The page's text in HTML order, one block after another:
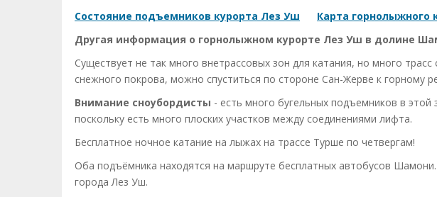
Состояние подъемников курорта Лез Уш
Карта горнолыжного
Другая информация о горнолыжном курорте Лез Уш в долине
Существует не так много внетрассовых зон для катания, но много
снежного покрова, можно спуститься по стороне Сан-Жерве к горному
Внимание сноубордисты - есть много бугельных подъемников в
поскольку есть много плоских участков между соединениями лифта.
Бесплатное ночное катание на лыжах на трассе Турше по четвергам!
Оба подъёмника находятся на маршруте бесплатных автобусов
города Лез Уш.